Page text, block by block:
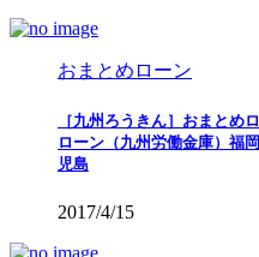
おまとめローン
［九州ろうきん］おまとめ
ローン（九州労働金庫）福
児島
2017/4/15